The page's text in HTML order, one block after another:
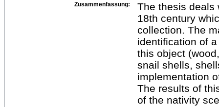
Zusammenfassung:
The thesis deals
18th century
collection. The
identification of
this object
snail shells,
implementation
The results of
of the nativity